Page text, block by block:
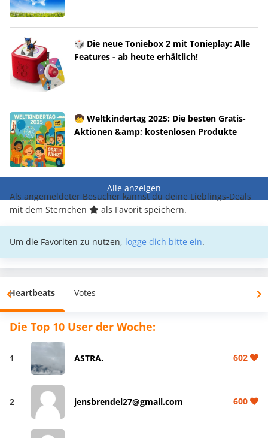
🎲 Die neue Toniebox 2 mit Tonieplay: Alle
Features - ab heute erhältlich!
🧒 Weltkindertag 2025: Die besten Gratis-
Aktionen &amp; kostenlosen Produkte
Alle anzeigen
Als angemeldeter Besucher kannst du deine Lieblings-Deals
mit dem Sternchen
als Favorit speichern.
Um die Favoriten zu nutzen, logge dich bitte ein.
Heartbeats Votes
Die Top 10 User der Woche:
1 ASTRA. 602
2 jensbrendel27@gmail.com 600